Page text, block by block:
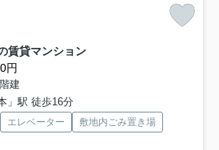
賃貸マンション
円
建
」駅 徒歩16分
エレベーター
敷地内ごみ置き場